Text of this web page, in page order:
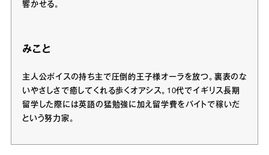
響かせる。
みこと
主人公ボイスの持ち主で圧倒的王子様オーラを放つ。裏表のな
いやさしさで癒してくれる歩くオアシス。10代でイギリス長期
留学した際には英語の猛勉強に加え留学費をバイトで稼いだ
という努力家。